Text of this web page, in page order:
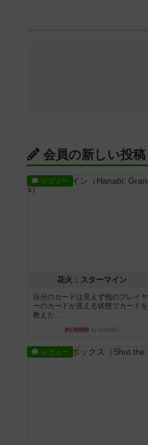
会員の新しい投稿
レビュー
花火：スターマイン
自分のカードは見えず他のプレイヤ
ーのカードが見える状態でカードを
教えた...
約1時間前 by mob567
レビュー